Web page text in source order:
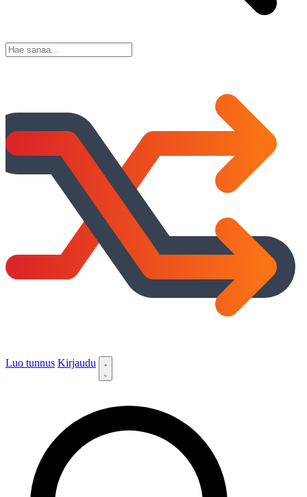
Luo tunnus Kirjaudu